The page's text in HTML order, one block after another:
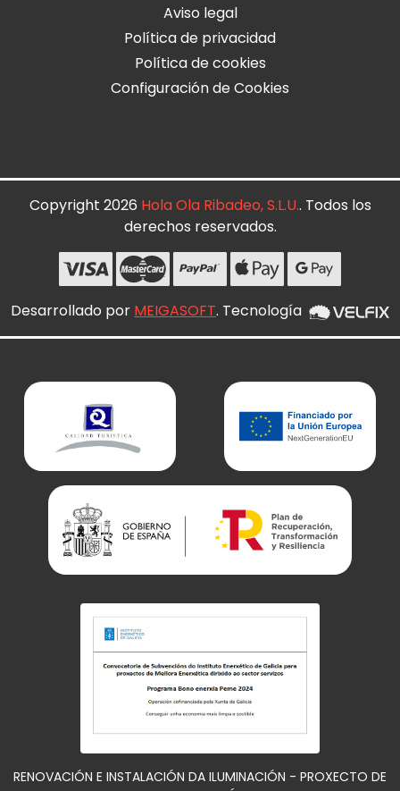
Aviso legal
Política de privacidad
Política de cookies
Configuración de Cookies
Copyright 2026 Hola Ola Ribadeo, S.L.U.. Todos los
derechos reservados.
Desarrollado por MEIGASOFT. Tecnología
RENOVACIÓN E INSTALACIÓN DA ILUMINACIÓN - PROXECTO DE